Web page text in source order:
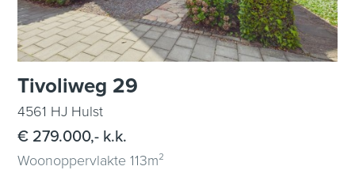
Tivoliweg 29
4561 HJ Hulst
€ 279.000,- k.k.
Woonoppervlakte 113m²